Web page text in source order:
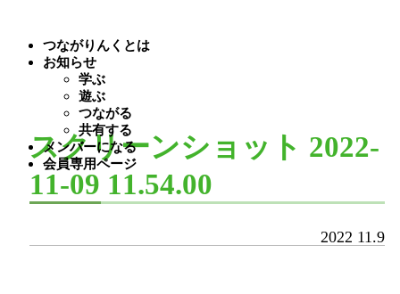
つながりんくとは
お知らせ
学ぶ
遊ぶ
つながる
共有する
メンバーになる
会員専用ページ
スクリーンショット 2022-
11-09 11.54.00
2022 11.9